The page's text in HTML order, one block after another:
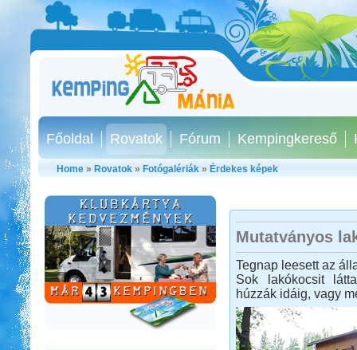
Főoldal Rovatok Fórum Kempingkereső
Home » Rovatok » Fotógalériák » Érdekes képek
Mutatványos
Tegnap leesett az
Sok lakókocsit
húzzák idáig, vagy